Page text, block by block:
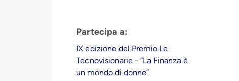
Partecipa a:
IX edizione del Premio Le
Tecnovisionarie - “La Finanza è
un mondo di donne”